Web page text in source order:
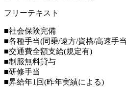
フリーテキスト
■社会保険完備
■各種手当(同乗/遠方/資格/高速手
■交通費全額支給(規定有)
■制服無料貸与
■研修手当
■昇給年1回(昨年実績による)